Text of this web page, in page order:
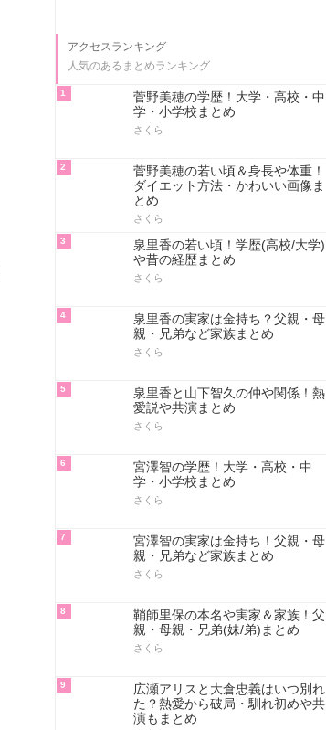
アクセスランキング
人気のあるまとめランキング
1
菅野美穂の学歴！大学・高校・中
学・小学校まとめ
さくら
2
菅野美穂の若い頃＆身長や体重！
ダイエット方法・かわいい画像ま
とめ
さくら
3
泉里香の若い頃！学歴(高校/大学)
や昔の経歴まとめ
さくら
4
泉里香の実家は金持ち？父親・母
親・兄弟など家族まとめ
さくら
5
泉里香と山下智久の仲や関係！熱
愛説や共演まとめ
さくら
6
宮澤智の学歴！大学・高校・中
学・小学校まとめ
さくら
7
宮澤智の実家は金持ち！父親・母
親・兄弟など家族まとめ
さくら
8
鞘師里保の本名や実家＆家族！父
親・母親・兄弟(妹/弟)まとめ
さくら
9
広瀬アリスと大倉忠義はいつ別れ
た？熱愛から破局・馴れ初めや共
演もまとめ